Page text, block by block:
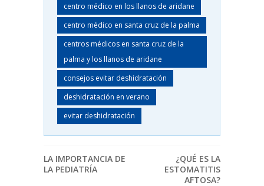
centro médico en los llanos de aridane
centro médico en santa cruz de la palma
centros médicos en santa cruz de la
palma y los llanos de aridane
consejos evitar deshidratación
deshidratación en verano
evitar deshidratación
LA IMPORTANCIA DE
LA PEDIATRÍA
¿QUÉ ES LA
ESTOMATITIS
AFTOSA?